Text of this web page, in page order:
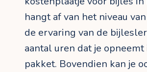
hangt af van het niveau
de ervaring van de
aantal uren dat je opneemt
pakket. Bovendien kan je